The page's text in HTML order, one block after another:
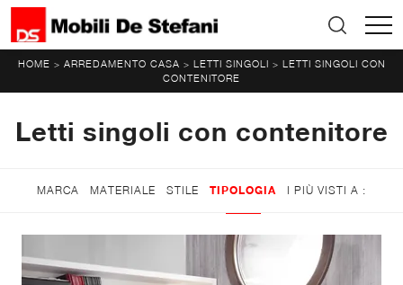
HOME > ARREDAMENTO CASA > LETTI SINGOLI > LETTI SINGOLI CON
CONTENITORE
Letti singoli con contenitore
MARCA MATERIALE STILE TIPOLOGIA I PIÙ VISTI A :